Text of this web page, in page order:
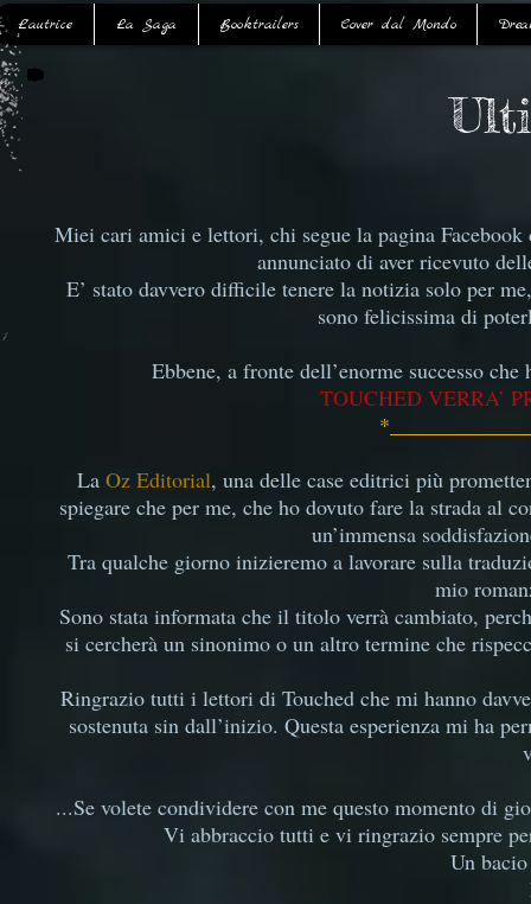
L'autrice La Saga Booktrailers Cover dal Mondo
Miei cari amici e lettori, chi segue la pagina Facebook
annunciato di aver ricevuto
E’ stato davvero difficile tenere la notizia solo per
sono felicissima di
Ebbene, a fronte dell’enorme successo
TOUCHED VERRA’
La Oz Editorial, una delle case editrici più
spiegare che per me, che ho dovuto fare la strada al
un’immensa
Tra qualche giorno inizieremo a lavorare sulla
mio
Sono stata informata che il titolo verrà cambiato,
si cercherà un sinonimo o un altro termine che
Ringrazio tutti i lettori di Touched che mi hanno
sostenuta sin dall’inizio. Questa esperienza mi ha
...Se volete condividere con me questo momento di
Vi abbraccio tutti e vi ringrazio sempre
Un